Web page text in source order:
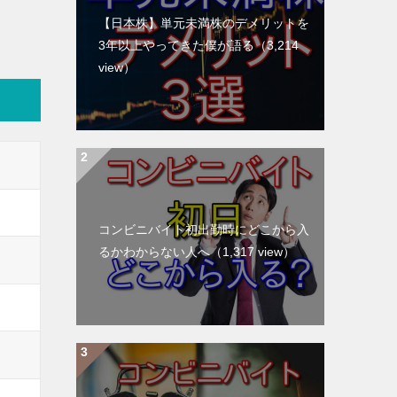
【日本株】単元未満株のデメリットを
3年以上やってきた僕が語る（3,214
view）
コンビニバイト初出勤時にどこから入
るかわからない人へ（1,317 view）